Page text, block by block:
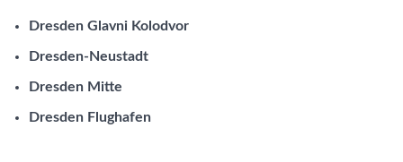
Dresden Glavni Kolodvor
Dresden-Neustadt
Dresden Mitte
Dresden Flughafen